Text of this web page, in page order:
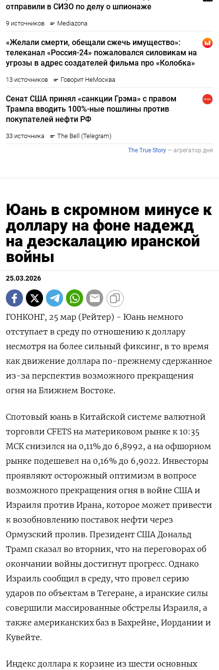
Юань в скромном минусе к
доллару на фоне надежд
на деэскалацию иранской
войны
25.03.2026
ГОНКОНГ, 25 мар (Рейтер) - Юань немного
отступает в среду по отношению к доллару
несмотря на более сильный фиксинг, в то время
как движение доллара по-прежнему сдержанное
‌из-за перспектив возможного прекращения
огня на Ближнем Востоке.
Спотовый юань в Китайской системе валютной
торговли CFETS на материковом рынке к 10:35
МСК снизился на 0,11% до 6,8992, ​а на офшорном
рынке ​подешевел на ​0,16% до 6,9022. Инвесторы
проявляют ⁠осторожный оптимизм в вопросе
возможного прекращения огня в ‌войне США и
Израиля против ‌Ирана, которое может привести
к возобновлению поставок нефти через
Ормузский пролив. Президент США Дональд ​
Трамп сказал во вторник, что на переговорах об
окончании войны ‌достигнут прогресс. Однако
Израиль сообщил в среду, что провел серию
ударов ​по объектам в Тегеране, а иранские силы
совершили массированные обстрелы Израиля, а
‌также американских баз в Бахрейне, Иордании и
Кувейте.
Индекс доллара к корзине из шести основных